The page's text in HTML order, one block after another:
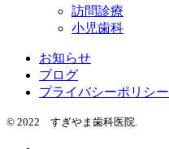
訪問診療
小児歯科
お知らせ
ブログ
プライバシーポリシー
© 2022 すぎやま歯科医院.